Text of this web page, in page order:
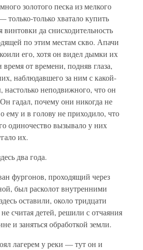
золотого песка из мелкого
только-только хватало купить
винтовки да снисходительность
по этим местам скво. Апачи
его, хотя он видел дымки их
время от времени, подняв глаза,
наблюдавшего за ним с какой-
настолько неподвижного, что он
гадал, почему они никогда не
ему и в голову не приходило, что
одиночество вызывало у них
их.
два года.
фургонов, проходящий через
был расколот внутренними
оставили, около тридцати
считая детей, решили с отчаяния
и заняться обработкой земли.
лагерем у реки — тут он и